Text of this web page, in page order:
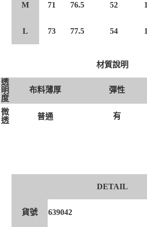
M 71 76.5 52
L 73 77.5 54
材質說明
透
明
度
布料薄厚 彈性
微
透
普通 有
DETAIL
貨號 639042